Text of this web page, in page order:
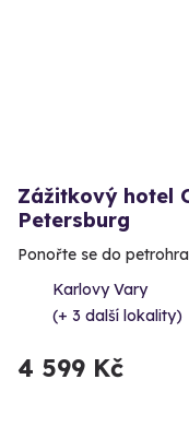
Zážitkový hotel
Petersburg
Ponořte se do
Karlovy Vary
(+ 3 další lokality)
4 599 Kč